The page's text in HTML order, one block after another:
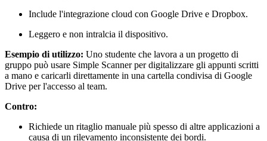
Include l'integrazione cloud con Google Drive e Dropbox.
Leggero e non intralcia il dispositivo.
Esempio di utilizzo: Uno studente che lavora a un progetto di
gruppo può usare Simple Scanner per digitalizzare gli appunti scritti
a mano e caricarli direttamente in una cartella condivisa di Google
Drive per l'accesso al team.
Contro:
Richiede un ritaglio manuale più spesso di altre applicazioni a
causa di un rilevamento inconsistente dei bordi.